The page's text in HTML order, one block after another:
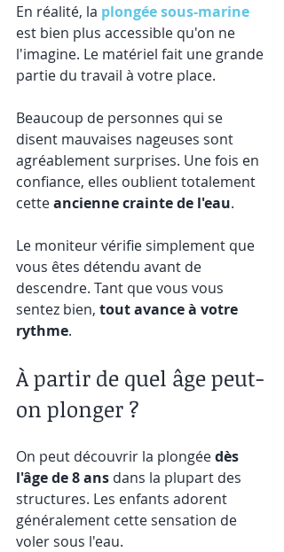
En réalité, la plongée sous-marine
est bien plus accessible qu'on ne
l'imagine. Le matériel fait une grande
partie du travail à votre place.
Beaucoup de personnes qui se
disent mauvaises nageuses sont
agréablement surprises. Une fois en
confiance, elles oublient totalement
cette ancienne crainte de l'eau.
Le moniteur vérifie simplement que
vous êtes détendu avant de
descendre. Tant que vous vous
sentez bien, tout avance à votre
rythme.
À partir de quel âge peut-
on plonger ?
On peut découvrir la plongée dès
l'âge de 8 ans dans la plupart des
structures. Les enfants adorent
généralement cette sensation de
voler sous l'eau.